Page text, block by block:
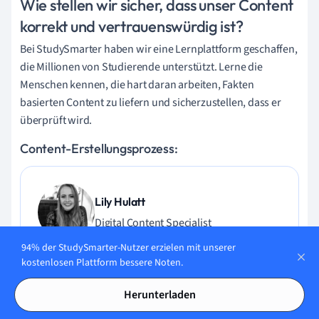
Wie stellen wir sicher, dass unser Content
korrekt und vertrauenswürdig ist?
Bei StudySmarter haben wir eine Lernplattform geschaffen,
die Millionen von Studierende unterstützt. Lerne die
Menschen kennen, die hart daran arbeiten, Fakten
basierten Content zu liefern und sicherzustellen, dass er
überprüft wird.
Content-Erstellungsprozess:
Lily Hulatt
Digital Content Specialist
Lily Hulatt ist Digital Content Specialist mit über drei
Design. Sie hat 2022 ihren Doktortitel in Englischer Literatur
94% der StudySmarter-Nutzer erzielen mit unserer
kostenlosen Plattform bessere Noten.
Herunterladen